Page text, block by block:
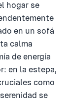
hogar se
en un sofá
calma
de energía
en la estepa,
como
se